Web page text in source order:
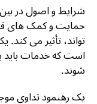
شرایط و اصول در
حمایت و کمک های
تواند، تأثیر می
است که خدمات باید
شوند.
یک رهنمود تداوی